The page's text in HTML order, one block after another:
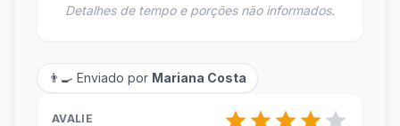
Detalhes de tempo e porções não informados.
👨‍🍳 Enviado por Mariana Costa
AVALIE